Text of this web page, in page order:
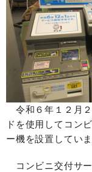
令和６年１２月
ドを使用してコン
ー機を設置していま
コンビニ交付サ